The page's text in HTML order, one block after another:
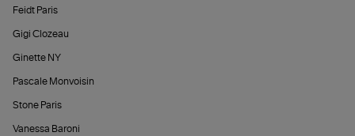
Feidt Paris
Gigi Clozeau
Ginette NY
Pascale Monvoisin
Stone Paris
Vanessa Baroni